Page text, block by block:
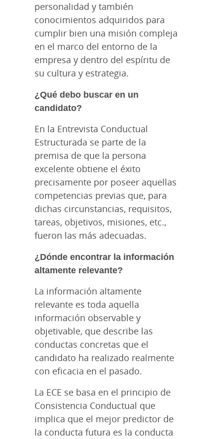
personalidad y también
conocimientos adquiridos para
cumplir bien una misión compleja
en el marco del entorno de la
empresa y dentro del espíritu de
su cultura y estrategia.
¿Qué debo buscar en un
candidato?
En la Entrevista Conductual
Estructurada se parte de la
premisa de que la persona
excelente obtiene el éxito
precisamente por poseer aquellas
competencias previas que, para
dichas circunstancias, requisitos,
tareas, objetivos, misiones, etc.,
fueron las más adecuadas.
¿Dónde encontrar la información
altamente relevante?
La información altamente
relevante es toda aquella
información observable y
objetivable, que describe las
conductas concretas que el
candidato ha realizado realmente
con eficacia en el pasado.
La ECE se basa en el principio de
Consistencia Conductual que
implica que el mejor predictor de
la conducta futura es la conducta